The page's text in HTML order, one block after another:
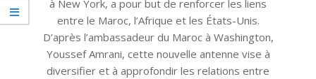
à New York, a pour but de renforcer les liens
entre le Maroc, l’Afrique et les États-Unis.
D’après l’ambassadeur du Maroc à Washington,
Youssef Amrani, cette nouvelle antenne vise à
diversifier et à approfondir les relations entre